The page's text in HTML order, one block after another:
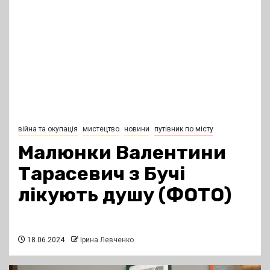
війна та окупація мистецтво новини путівник по місту
Малюнки Валентини
Тарасевич з Бучі
лікують душу (ФОТО)
18.06.2024 Ірина Левченко